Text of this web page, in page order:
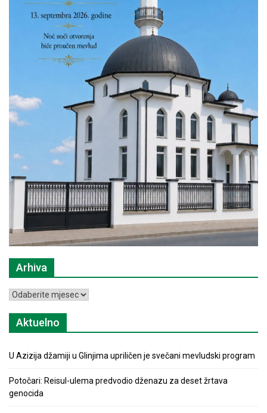
Arhiva
Arhiva
Aktuelno
U Azizija džamiji u Glinjima upriličen je svečani mevludski program
Potočari: Reisul-ulema predvodio dženazu za deset žrtava
genocida